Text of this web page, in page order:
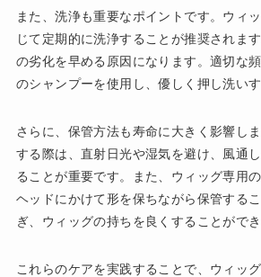
また、洗浄も重要なポイントです。ウィ
じて定期的に洗浄することが推奨されま
の劣化を早める原因になります。適切な
のシャンプーを使用し、優しく押し洗い
さらに、保管方法も寿命に大きく影響し
する際は、直射日光や湿気を避け、風通
ることが重要です。また、ウィッグ専用
ヘッドにかけて形を保ちながら保管する
ぎ、ウィッグの持ちを良くすることができ
これらのケアを実践することで、ウィッ